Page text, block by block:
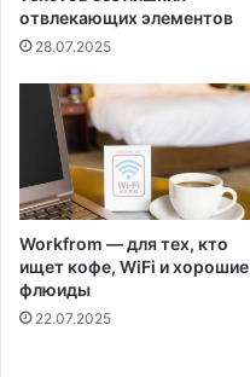
отвлекающих элементов
28.07.2025
Workfrom — для тех, кто
ищет кофе, WiFi и хорошие
флюиды
22.07.2025